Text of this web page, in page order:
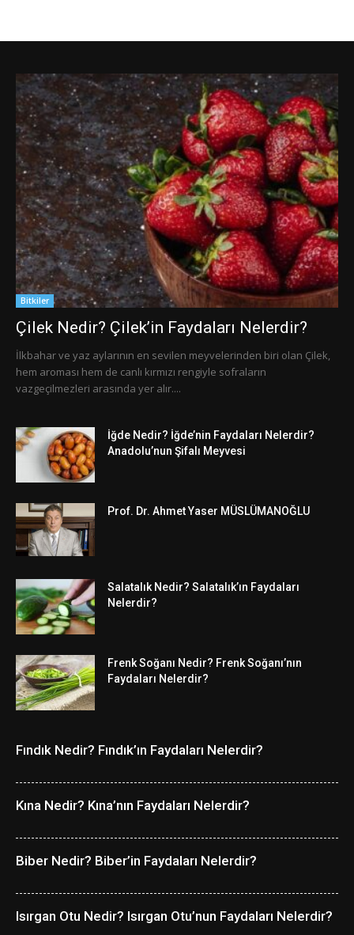
Bitkiler
Çilek Nedir? Çilek’in Faydaları Nelerdir?
İlkbahar ve yaz aylarının en sevilen meyvelerinden biri olan Çilek,
hem aroması hem de canlı kırmızı rengiyle sofraların
vazgeçilmezleri arasında yer alır....
İğde Nedir? İğde’nin Faydaları Nelerdir?
Anadolu’nun Şifalı Meyvesi
Prof. Dr. Ahmet Yaser MÜSLÜMANOĞLU
Salatalık Nedir? Salatalık’ın Faydaları
Nelerdir?
Frenk Soğanı Nedir? Frenk Soğanı’nın
Faydaları Nelerdir?
Fındık Nedir? Fındık’ın Faydaları Nelerdir?
Kına Nedir? Kına’nın Faydaları Nelerdir?
Biber Nedir? Biber’in Faydaları Nelerdir?
Isırgan Otu Nedir? Isırgan Otu’nun Faydaları Nelerdir?